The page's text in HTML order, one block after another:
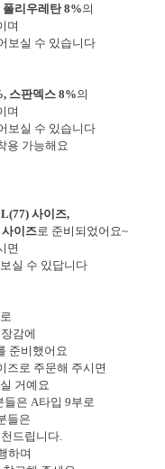
리우레탄 8%의
며
보실 수 있습니다
스판덱스 8%의
며
보실 수 있습니다
용 가능해요
사이즈,
사이즈로 준비되었어요~
면
실 수 있답니다
감에
준비했어요
즈로 주문해 주시면
거예요
들은 A타입 9부로
들은
드립니다.
하며